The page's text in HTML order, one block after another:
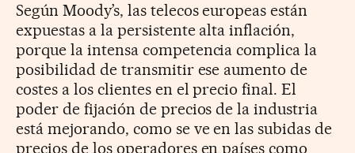
Según Moody’s, las telecos europeas están
expuestas a la persistente alta inflación,
porque la intensa competencia complica la
posibilidad de transmitir ese aumento de
costes a los clientes en el precio final. El
poder de fijación de precios de la industria
está mejorando, como se ve en las subidas de
precios de los operadores en países como